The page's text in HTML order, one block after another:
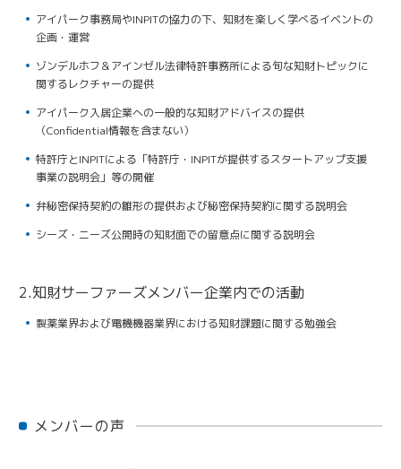
アイパーク事務局やINPITの協力の下、知財を楽しく学べるイベントの
企画・運営
ゾンデルホフ＆アインゼル法律特許事務所による旬な知財トピックに
関するレクチャーの提供
アイパーク入居企業への一般的な知財アドバイスの提供
（Confidential情報を含まない）
特許庁とINPITによる「特許庁・INPITが提供するスタートアップ支援
事業の説明会」等の開催
弁秘密保持契約の雛形の提供および秘密保持契約に関する説明会
シーズ・ニーズ公開時の知財面での留意点に関する説明会
2.知財サーファーズメンバー企業内での活動
製薬業界および電機機器業界における知財課題に関する勉強会
メンバーの声